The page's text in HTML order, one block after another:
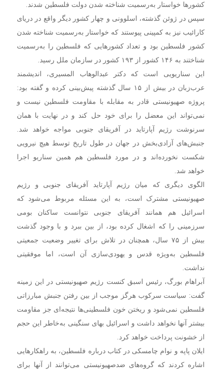
کشورها خواستار به‌رسمیت شناخته شدن دولت فلسطین شدند.
سپس در ژوئن گذشته، اسلوونی و چهار کشور دیگر واقع در دریای
کارائیب نیز به کمپینی پیوستند که خواستار به‌رسمیت شناخته شدن
کشور فلسطین بود و تعداد کشورهایی که فلسطین را به‌رسمیت
شناختند به ۱۴۶ کشور از ۱۹۳ کشور در سازمان ملل رسید.
این سناریویی است که دکتر عبدالوهاب المسیری، اندیشمند
عرب‌زبان در بیش از ۱۵ سال گذشته پیش‌بینی کرده و گفته بود:
پروژه صهیونیستی قادر به مقابله با مقاومت فلسطین نیست و
نمی‌تواند این معضل را برای خود حل کند و در نهایت با همان
سرنوشت رژیم آپارتاید در آفریقای جنوبی مواجه خواهد شد.
جنبش‌های آزادی‌بخش در جهان در طول تاریخ توسط هیچ نیرویی
شکست نخورده‌اند و در مورد فلسطین هم همین سناریو اجرا
خواهد شد.
الگوی دیگری که میان رژیم آپارتاید آفریقای جنوبی و رژیم
صهیونیستی مشترک است، به این مسئله مربوط می‌شود که
اسرائیل هم همانند آفریقای جنوبی نتوانست ساکنان بومی
سرزمینی را که اشغال کرده بود، از بین ببرد و با وجود گذشت
بیش از ۷۵ سال، همچنان در تلاش برای تغییر وضعیت جمعیتی
فلسطین به‌ویژه قدس و یهودی‌سازی آن است، اما موفقیتی
نداشت.
آبراهام بورگ، رئیس اسبق کنست رژیم صهیونیستی در این زمینه
گفت: سیاست سرکوب هرگز موجب از بین رفتن جنبش مبارزاتی
فلسطین نمی‌شود و ریختن خون فلسطینی‌ها نتیجه‌ای جز مقاومت
بیشتر آنها نخواهد داشت و اسرائیل بهای سنگینی به‌خاطر این حجم
از خشونت پرداخت خواهد کرد.
ایلان پاپه و نوام چامسکی در کتاب درباره فلسطین، به راهکارهایی
اشاره کردند که گروه‌های ضدصهیونیستی می‌توانند از آنها برای